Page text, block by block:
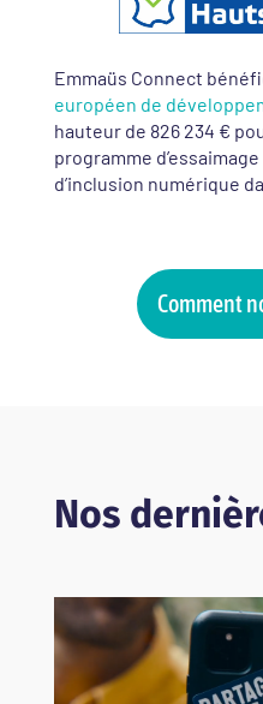
Emmaüs Connect
européen de
hauteur de 826 234 €
programme
d’inclusion numérique
Comment
Nos